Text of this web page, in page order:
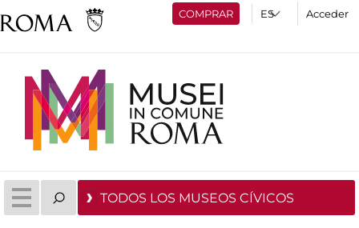
COMPRAR Acceder
TODOS LOS MUSEOS CÍVICOS